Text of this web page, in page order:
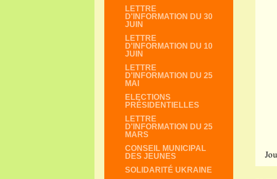
LETTRE
D'INFORMATION DU 30
JUIN
LETTRE
D'INFORMATION DU 10
JUIN
LETTRE
D'INFORMATION DU 25
MAI
ELECTIONS
PRÉSIDENTIELLES
LETTRE
D'INFORMATION DU 25
MARS
CONSEIL MUNICIPAL
DES JEUNES
SOLIDARITÉ UKRAINE